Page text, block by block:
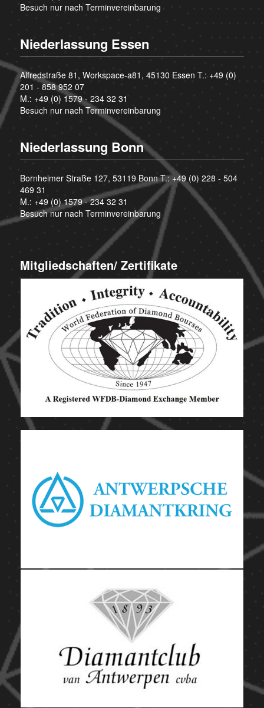
Besuch nur nach Terminvereinbarung
Niederlassung Essen
Alfredstraße 81, Workspace-a81, 45130 Essen T.: +49 (0)
201 - 858 952 07
M.: +49 (0) 1579 - 234 32 31
Besuch nur nach Terminvereinbarung
Niederlassung Bonn
Bornheimer Straße 127, 53119 Bonn T.:+49 (0) 228 - 504
469 31
M.: +49 (0) 1579 - 234 32 31
Besuch nur nach Terminvereinbarung
Mitgliedschaften/ Zertifikate